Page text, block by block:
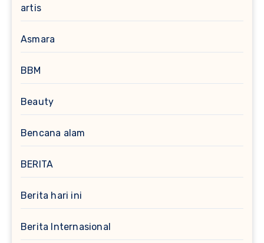
artis
Asmara
BBM
Beauty
Bencana alam
BERITA
Berita hari ini
Berita Internasional